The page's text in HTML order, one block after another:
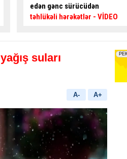
kimi özünü blokladı– Maraqlı
HADİSƏ
yağış suları
A- A+